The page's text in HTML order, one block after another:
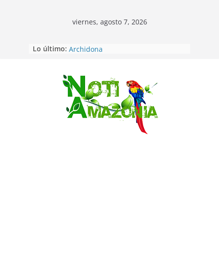
Saltar
viernes, agosto 7, 2026
Lo último: Napo: presunto sicariato en cantón
desaparecidos fueron encontrados
muertos en Puerto lopez
Sentencian a 34 años de prisión a
implicados en caso de Alison,
oriunda de Tena
Vozinha, el arquero sensación de
cabo Verde, ya llegó para